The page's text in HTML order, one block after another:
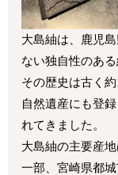
大島紬は、鹿児
ない独自性のある
その歴史は古く
自然遺産にも登
れてきました。
大島紬の主要産
一部、宮崎県都